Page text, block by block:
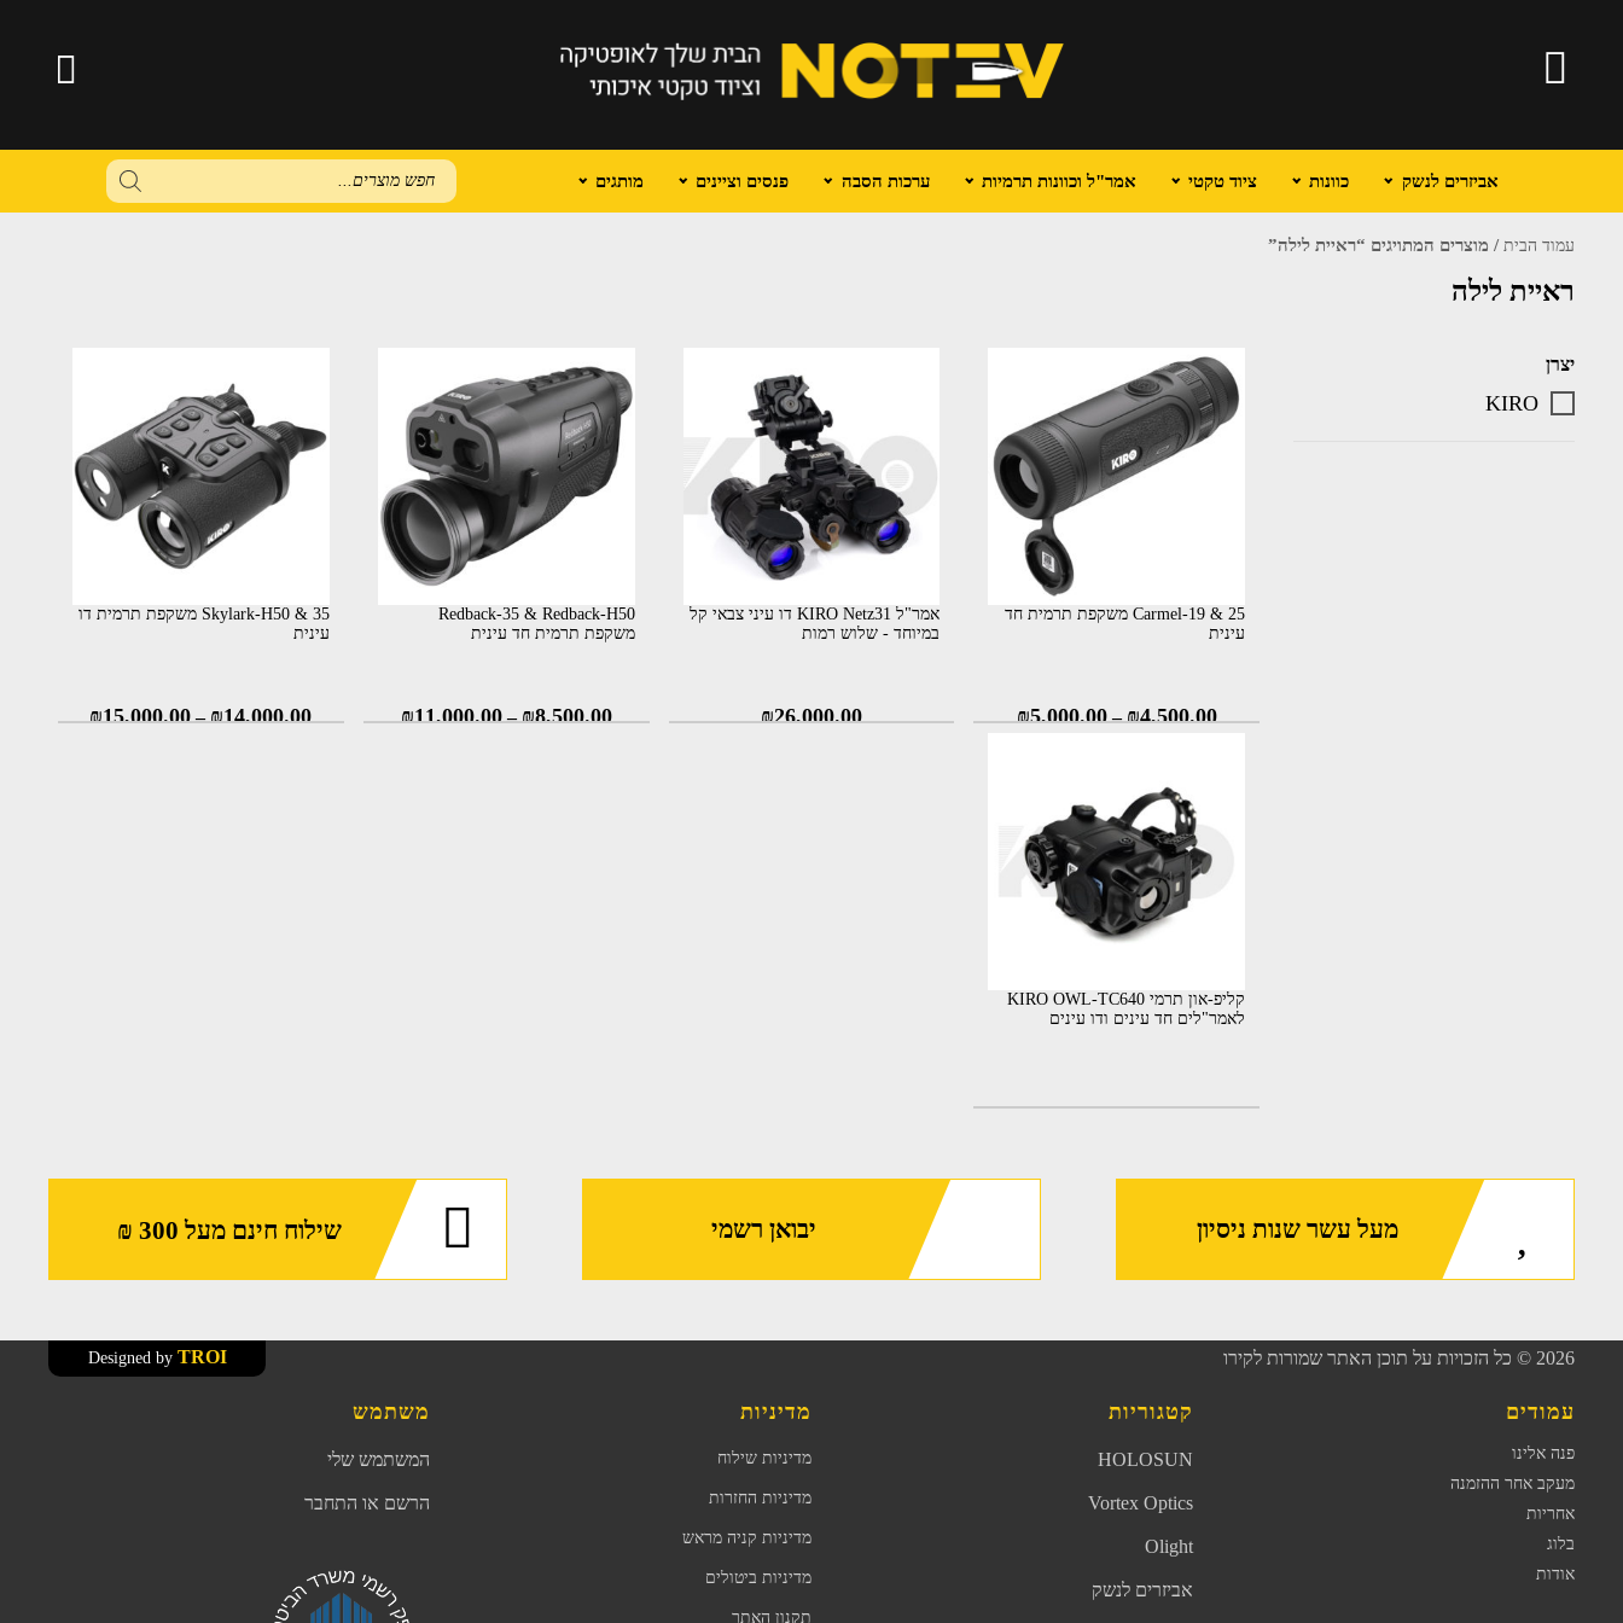
אביזרים לנשק כוונות ציוד טקטי אמר"ל וכוונות תרמיות ערכות הסבה פנסים וציינים מותגים
Products
search
עמוד הבית / מוצרים המתויגים “ראיית לילה”
ראיית לילה
יצרן
KIRO
Carmel-19 & 25 משקפת תרמית חד
עינית
₪4,500.00
–
₪5,000.00
אמר"ל KIRO Netz31 דו עיני צבאי קל
במיוחד - שלוש רמות
₪26,000.00
משקפת תרמית חד עינית
₪8,500.00
–
₪11,000.00
Skylark-H50 & 35 משקפת תרמית דו
עינית
₪14,000.00
–
₪15,000.00
קליפ-און תרמי KIRO OWL-TC640
לאמר"לים חד עינים ודו עינים
מעל עשר שנות ניסיון יבואן רשמי שילוח חינם מעל 300 ₪
2026 © כל הזכויות על תוכן האתר שמורות לקירו TROI
Designed by
עמודים
פנה אלינו
מעקב אחר ההזמנה
אחריות
בלוג
אודות
קטגוריות
HOLOSUN
Vortex Optics
Olight
אביזרים לנשק
מדיניות
מדיניות שילוח
מדיניות החזרות
מדיניות קניה מראש
מדיניות ביטולים
תקנון האתר
משתמש
המשתמש שלי
הרשם או התחבר